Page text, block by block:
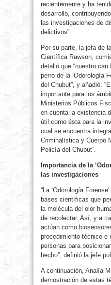
recientemente y ha
desarrollo,
las investigaciones de
delictivos”.
Por su parte, la jefa de
Científica Rawson,
detalló que “nuestro
perro de la ‘Odorología
del Chubut”, y añadió:
importante para los
Ministerios Públicos
en cuenta la existencia
útil como ésta para la
cual se encuentra
Criminalística y Cuerpo
Policía del Chubut”.
Importancia de la
las investigaciones
“La ‘Odorología
bases científicas que
la molécula del olor
de recolectar. Así, y a
actúan como
procedimiento técnico e
personas para
hecho”, definió la jefe
A continuación, Analía
demostración de estas